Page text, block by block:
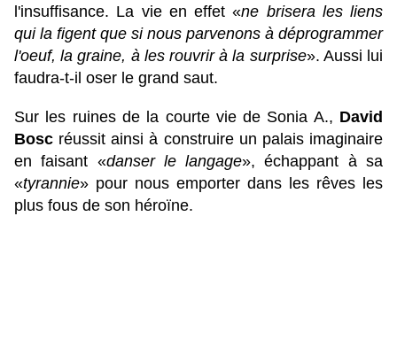
l'insuffisance. La vie en effet «ne brisera les liens
qui la figent que si nous parvenons à déprogrammer
l'oeuf, la graine, à les rouvrir à la surprise». Aussi lui
faudra-t-il oser le grand saut.
Sur les ruines de la courte vie de Sonia A., David
Bosc réussit ainsi à construire un palais imaginaire
en faisant «danser le langage», échappant à sa
«tyrannie» pour nous emporter dans les rêves les
plus fous de son héroïne.